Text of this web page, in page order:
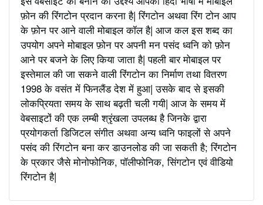
फ़ोन की रिंगटोन प्रदान करना है| रिंगटोन अथवा रिंग टोन आप
के फ़ोन पर आने वाली मोबाइल कॉल है| आज कल इस शब्द का
उपयोग अपने मोबाइल फ़ोन पर अपनी मन पसंद ध्वनि को फ़ोन
आने पर बजने के लिए किया जाता है| पहली बार मोबाइल पर
इस्तेमाल की जा सकने वाली रिंगटोन का निर्माण तथा वितरण
1998 के वसंत में फिनलैंड देश में हुआ| उसके बाद से इसकी
लोकप्रियता समय के साथ बढ़ती चली गयी| आज के समय में
वेबसाइटों की एक लम्बी श्रृंखला उपलब्ध है जिनके द्वारा
प्रयोगकर्ता डिजिटल संगीत अथवा अन्य ध्वनि फाइलों से अपने
पसंद की रिंगटोन बना कर डाउनलोड की जा सकती है; रिंगटोन
के प्रकार जैसे मोनोफोनिक, पॉलीफोनिक, सिंगटोन एवं वीडियो
रिंगटोन है|